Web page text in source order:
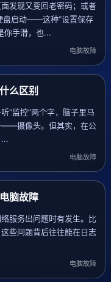
发现又变回老密码；或者
盘启动——这种“设置保存
你手滑，也...
电脑故障
么区别
“监控”两个字，脑子里马
——摄像头。但其实，在公
电脑故障
脑故障
服务出问题时有发生。比
些问题背后往往能在日志
电脑故障